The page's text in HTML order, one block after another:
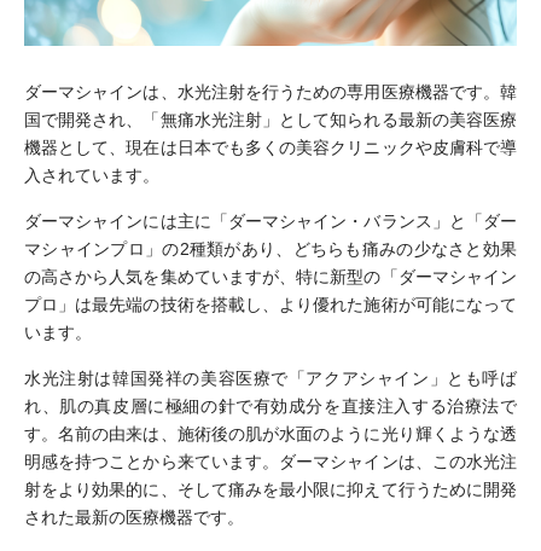
ダーマシャインは、水光注射を行うための専用医療機器です。韓
国で開発され、「無痛水光注射」として知られる最新の美容医療
機器として、現在は日本でも多くの美容クリニックや皮膚科で導
入されています。
ダーマシャインには主に「ダーマシャイン・バランス」と「ダー
マシャインプロ」の2種類があり、どちらも痛みの少なさと効果
の高さから人気を集めていますが、特に新型の「ダーマシャイン
プロ」は最先端の技術を搭載し、より優れた施術が可能になって
います。
水光注射は韓国発祥の美容医療で「アクアシャイン」とも呼ば
れ、肌の真皮層に極細の針で有効成分を直接注入する治療法で
す。名前の由来は、施術後の肌が水面のように光り輝くような透
明感を持つことから来ています。ダーマシャインは、この水光注
射をより効果的に、そして痛みを最小限に抑えて行うために開発
された最新の医療機器です。